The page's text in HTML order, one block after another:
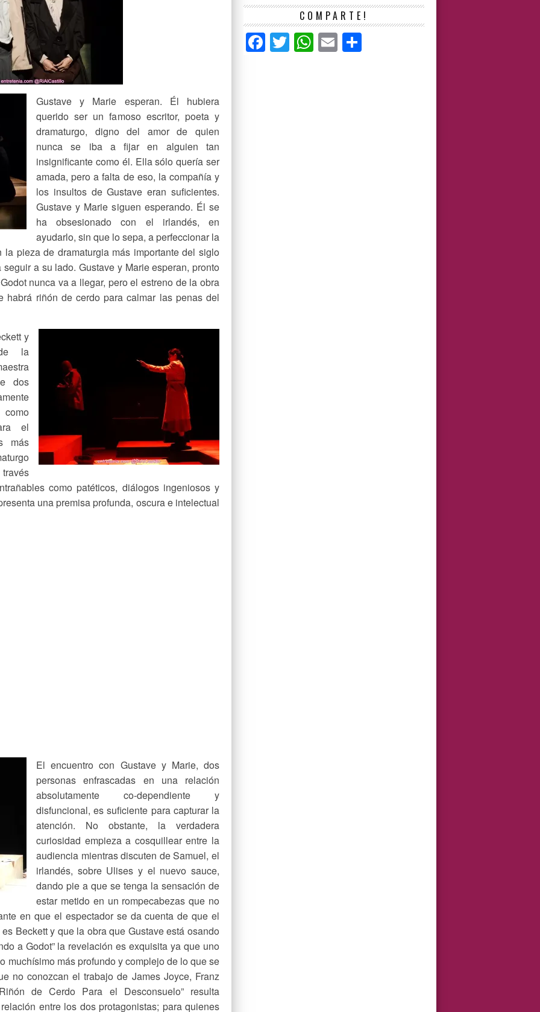
Gustave y Marie esperan. Él hubiera
querido ser un famoso escritor, poeta y
dramaturgo, digno del amor de quien
nunca se iba a fijar en alguien tan
insignificante como él. Ella sólo quería ser
amada, pero a falta de eso, la compañía y
los insultos de Gustave eran suficientes.
Gustave y Marie siguen esperando. Él se
ha obsesionado con el irlandés, en
ayudarlo, sin que lo sepa, a perfeccionar la
pieza de dramaturgia más importante del siglo
a su lado. Gustave y Marie esperan, pronto
nunca va a llegar, pero el estreno de la obra
habrá riñón de cerdo para calmar las penas del
y
la
dos
el
más
como patéticos, diálogos ingeniosos y
una premisa profunda, oscura e intelectual
El encuentro con Gustave y Marie, dos
personas enfrascadas en una relación
absolutamente co-dependiente y
disfuncional, es suficiente para capturar la
atención. No obstante, la verdadera
curiosidad empieza a cosquillear entre la
audiencia mientras discuten de Samuel, el
irlandés, sobre Ulises y el nuevo sauce,
dando pie a que se tenga la sensación de
estar metido en un rompecabezas que no
en que el espectador se da cuenta de que el
Beckett y que la obra que Gustave está osando
a Godot” la revelación es exquisita ya que uno
muchísimo más profundo y complejo de lo que se
no conozcan el trabajo de James Joyce, Franz
de Cerdo Para el Desconsuelo” resulta
entre los dos protagonistas; para quienes
COMPARTE!
Facebook
TwitterWhatsApp
Email